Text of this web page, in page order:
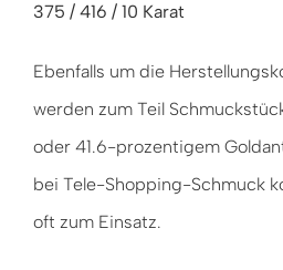
375 / 416 / 10 Karat
Ebenfalls um die
werden zum Teil
oder 41.6-prozentigem
bei Tele-Shopping-Schmuck
oft zum Einsatz.